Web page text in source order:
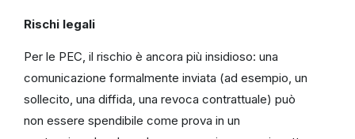
Rischi legali
Per le PEC, il rischio è ancora più insidioso: una
comunicazione formalmente inviata (ad esempio, un
sollecito, una diffida, una revoca contrattuale) può
non essere spendibile come prova in un